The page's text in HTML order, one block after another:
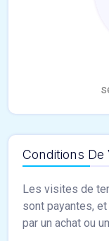
Conditions De
Les visites de
sont payantes,
par un achat ou